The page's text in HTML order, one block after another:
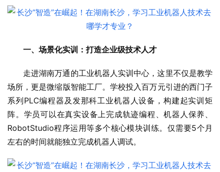
一、场景化实训：打造企业级技术人才
走进湖南万通的工业机器人实训中心，这里不仅是教学
场所，更是微缩版智能工厂。学校投入百万元引进的西门子
系列PLC编程器及发那科工业机器人设备，构建起实训矩
阵。学员可以在真实设备上完成轨迹编程、机器人保养、
RobotStudio程序运用等多个核心模块训练。仅需要5个月
左右的时间就能独立完成机器人调试。